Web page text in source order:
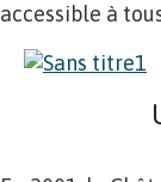
accessible à